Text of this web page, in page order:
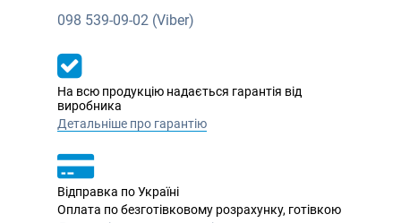
098 539-09-02 (Viber)
На всю продукцію надається гарантія від
виробника
Детальніше про гарантію
Відправка по Україні
Оплата по безготівковому розрахунку, готівкою